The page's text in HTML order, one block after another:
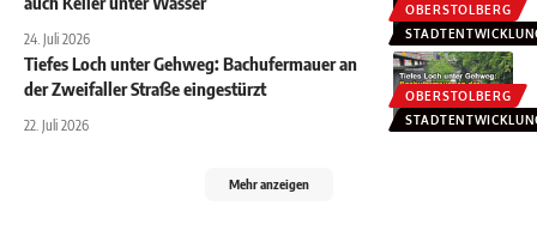
OBERSTOLBERG
24. Juli 2026
OBERSTOLBERG
Tiefes Loch unter Gehweg: Bachufermauer an
der Zweifaller Straße eingestürzt
22. Juli 2026
Mehr anzeigen